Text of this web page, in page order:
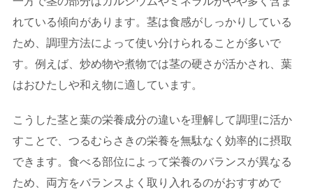
れている傾向があります。茎は食感がしっかりしている
ため、調理方法によって使い分けられることが多いで
す。例えば、炒め物や煮物では茎の硬さが活かされ、葉
はおひたしや和え物に適しています。
こうした茎と葉の栄養成分の違いを理解して調理に活か
すことで、つるむらさきの栄養を無駄なく効率的に摂取
できます。食べる部位によって栄養のバランスが異なる
ため、両方をバランスよく取り入れるのがおすすめで